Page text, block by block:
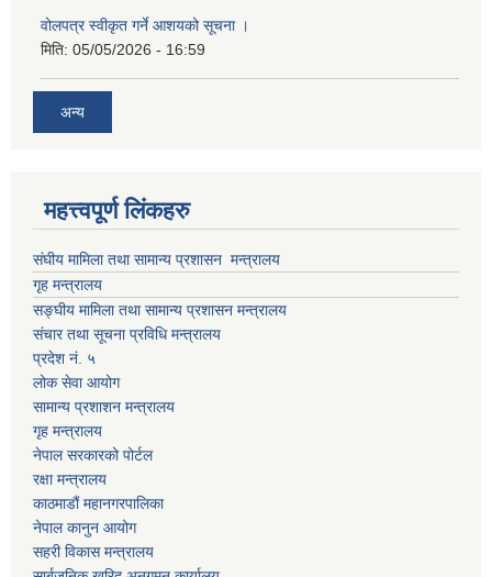
वोलपत्र स्वीकृत गर्ने आशयको सूचना ।
मिति: 05/05/2026 - 16:59
अन्य
महत्त्वपूर्ण लिंकहरु
संघीय मामिला तथा सामान्य प्रशासन मन्त्रालय
गृह मन्त्रालय
सङ्घीय मामिला तथा सामान्य प्रशासन मन्त्रालय
संचार तथा सूचना प्रविधि मन्त्रालय
प्रदेश नं. ५
लोक सेवा आयोग
सामान्य प्रशाशन मन्त्रालय
गृह मन्त्रालय
नेपाल सरकारको पोर्टल
रक्षा मन्त्रालय
काठमाडौं महानगरपालिका
नेपाल कानुन आयोग
सहरी विकास मन्त्रालय